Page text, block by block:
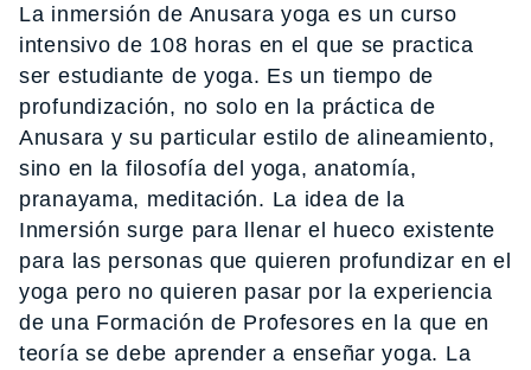
La inmersión de Anusara yoga es un curso
intensivo de 108 horas en el que se practica
ser estudiante de yoga. Es un tiempo de
profundización, no solo en la práctica de
Anusara y su particular estilo de alineamiento,
sino en la filosofía del yoga, anatomía,
pranayama, meditación. La idea de la
Inmersión surge para llenar el hueco existente
para las personas que quieren profundizar en el
yoga pero no quieren pasar por la experiencia
de una Formación de Profesores en la que en
teoría se debe aprender a enseñar yoga. La